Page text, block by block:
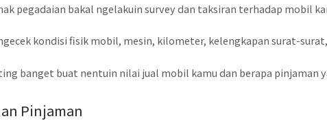
pegadaian bakal ngelakuin survey dan taksiran terhadap mobil
kondisi fisik mobil, mesin, kilometer, kelengkapan surat-
banget buat nentuin nilai jual mobil kamu dan berapa pinjaman
Pinjaman